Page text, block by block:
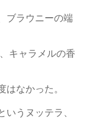
ブラウニーの端
キャラメルの香
はなかった。
いうヌッテラ、